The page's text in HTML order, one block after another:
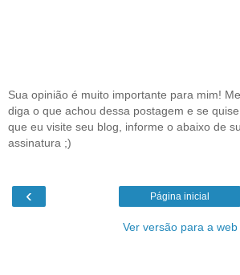
Sua opinião é muito importante para mim! Me
diga o que achou dessa postagem e se
que eu visite seu blog, informe o abaixo de
assinatura ;)
‹ Página inicial
Ver versão para a web